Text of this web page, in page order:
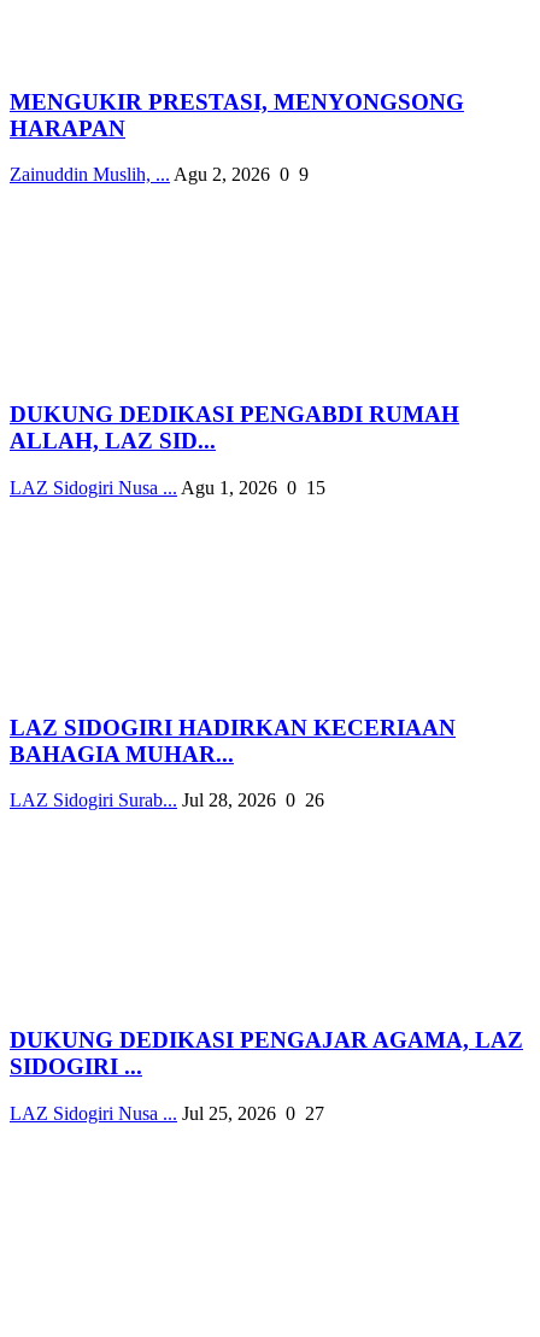
MENGUKIR PRESTASI, MENYONGSONG
HARAPAN
Zainuddin Muslih, ... Agu 2, 2026 0 9
DUKUNG DEDIKASI PENGABDI RUMAH
ALLAH, LAZ SID...
LAZ Sidogiri Nusa ... Agu 1, 2026 0 15
LAZ SIDOGIRI HADIRKAN KECERIAAN
BAHAGIA MUHAR...
LAZ Sidogiri Surab... Jul 28, 2026 0 26
DUKUNG DEDIKASI PENGAJAR AGAMA, LAZ
SIDOGIRI ...
LAZ Sidogiri Nusa ... Jul 25, 2026 0 27